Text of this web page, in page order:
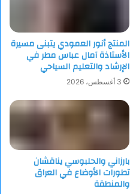
المنتج أنور العمودي يتبنى مسيرة
الأستاذة آمال عباس مطر في
الإرشاد والتعليم السياحي
3 أغسطس، 2026
بارزاني والحلبوسي يناقشان
تطورات الأوضاع في العراق
والمنطقة